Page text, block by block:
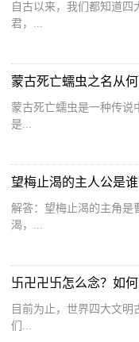
自古以来，我们都知道
君，...
蒙古死亡蠕虫之名从
蒙古死亡蠕虫是一种传说
是...
望梅止渴的主人公是
解答：望梅止渴的主角是
渴，...
卐卍卍卐怎么念？如何
目前为止，世界四大文
们...